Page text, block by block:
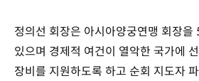
정의선 회장은 아시아양궁연맹 회장을
있으며 경제적 여건이 열악한 국가에
장비를 지원하도록 하고 순회 지도자